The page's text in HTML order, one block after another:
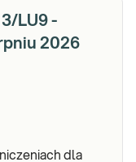
3/LU9 -
2026
dla